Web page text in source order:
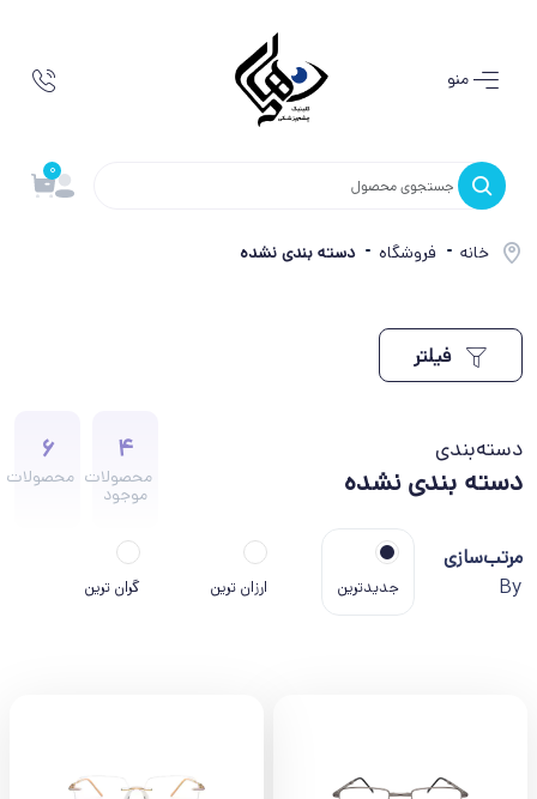
منو
0
خانه فروشگاه دسته بندی نشده
فیلتر
دسته‌بندی
دسته بندی نشده
4
محصولات
موجود
6
محصولات
مرتب‌سازی
By
جدیدترین ارزان ترین گران ترین